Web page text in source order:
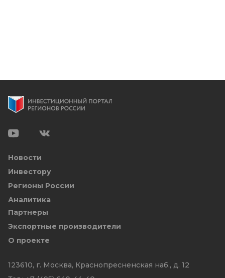
Новости
Инвестору
Регионы России
Аналитика
Партнеры
Экспортные производители
О проекте
123610, г. Москва, Краснопресненская наб., д. 12